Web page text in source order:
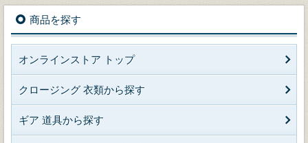
商品を探す
オンラインストア トップ
クロージング 衣類から探す
ギア 道具から探す